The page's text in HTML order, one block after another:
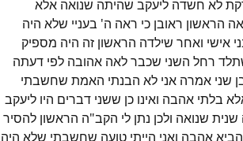
לא חשדה ליעקב שהיתה שנואה אלא
הראשון ראובן כי ראה ה' בעניי שלא היה
אישי ואחר שילדה הראשון זה היה מספיק
רחל השני שכבר לאה אהובה לפי דעתה
שני אמרה אני לא הבנתי האמת שחשבתי
בלתי אהבה ואינו כן ששני דברים היו ליעקב
שנואה ולכן נתן לי הקב"ה הראשון להסיר
אהבה ואני הייתי טועה שחשבתי שלא היה